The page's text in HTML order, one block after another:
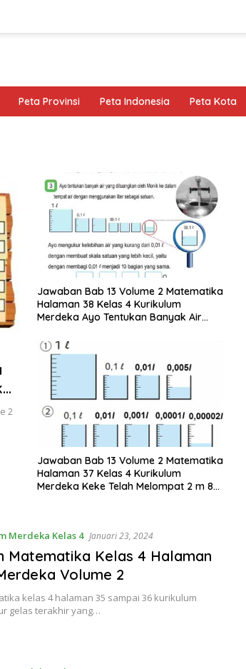
Peta Provinsi Peta Indonesia Peta Kota
2
Jawaban Bab 13 Volume 2 Matematika
Halaman 38 Kelas 4 Kurikulum
Merdeka Ayo Tentukan Banyak Air
Jawaban Bab 13 Volume 2 Matematika
Halaman 37 Kelas 4 Kurikulum
Merdeka Keke Telah Melompat 2 m 83
Merdeka Kelas 4 Januari 23, 2024
Matematika Kelas 4 Halaman
Volume 2
kelas 4 halaman 35 sampai 36 kurikulum
gelas terakhir yang…